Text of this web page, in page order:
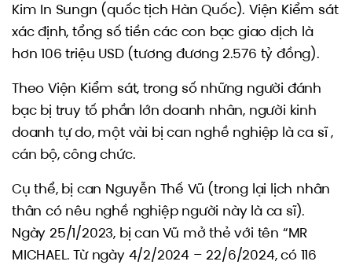
Kim In Sungn (quốc tịch Hàn Quốc). Viện Kiểm sát
xác định, tổng số tiền các con bạc giao dịch là
hơn 106 triệu USD (tương đương 2.576 tỷ đồng).
Theo Viện Kiểm sát, trong số những người đánh
bạc bị truy tố phần lớn doanh nhân, người kinh
doanh tự do, một vài bị can nghề nghiệp là ca sĩ ,
cán bộ, công chức.
Cụ thể, bị can Nguyễn Thế Vũ (trong lại lịch nhân
thân có nêu nghề nghiệp người này là ca sĩ).
Ngày 25/1/2023, bị can Vũ mở thẻ với tên “MR
MICHAEL. Từ ngày 4/2/2024 – 22/6/2024, có 116